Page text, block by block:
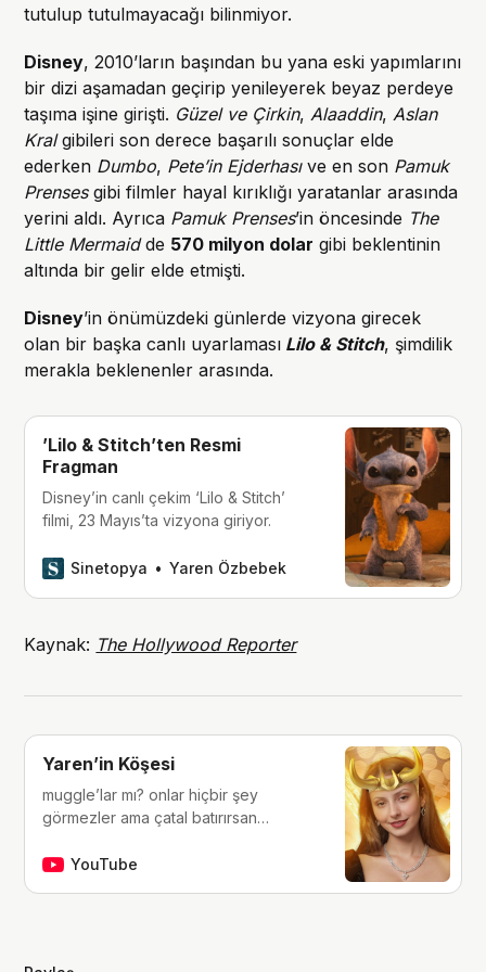
tutulup tutulmayacağı bilinmiyor.
Disney, 2010’ların başından bu yana eski yapımlarını
bir dizi aşamadan geçirip yenileyerek beyaz perdeye
taşıma işine girişti. Güzel ve Çirkin,Alaaddin, Aslan
Kralgibileri son derece başarılı sonuçlar elde
ederken Dumbo, Pete’in Ejderhasıve en son Pamuk
Prensesgibi filmler hayal kırıklığı yaratanlar arasında
yerini aldı. Ayrıca Pamuk Prenses’in öncesinde The
Little Mermaidde 570 milyon dolar gibi beklentinin
altında bir gelir elde etmişti.
Disney’in önümüzdeki günlerde vizyona girecek
olan bir başka canlı uyarlaması Lilo & Stitch, şimdilik
merakla beklenenler arasında.
’Lilo & Stitch’ten Resmi
Fragman
Disney’in canlı çekim ‘Lilo & Stitch’
filmi, 23 Mayıs’ta vizyona giriyor.
Sinetopya Yaren Özbebek
Kaynak: The Hollywood Reporter
Yaren’in Köşesi
muggle’lar mı? onlar hiçbir şey
görmezler ama çatal batırırsan
çocukluğumdan beri tutkunu olduğum
YouTube